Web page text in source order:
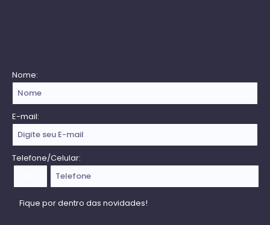
Nome:
E-mail:
Telefone/Celular: